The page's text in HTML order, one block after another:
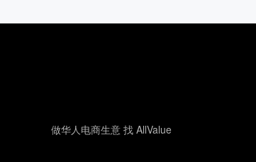
做华人电商生意 找 AllValue